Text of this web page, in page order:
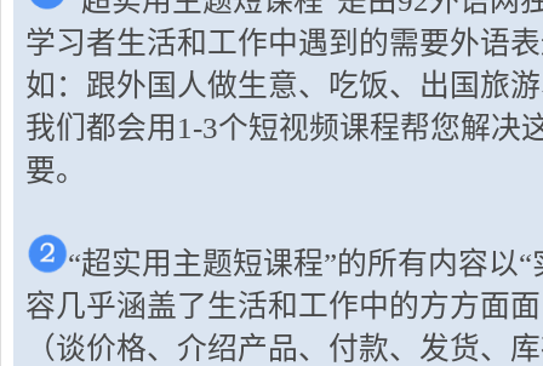
学习者生活和工作中遇到的需要外语
如：跟外国人做生意、吃饭、出国旅
我们都会用1-3个短视频课程帮您解决
要。
“超实用主题短课程”的所有内容以
容几乎涵盖了生活和工作中的方方面
（谈价格、介绍产品、付款、发货、